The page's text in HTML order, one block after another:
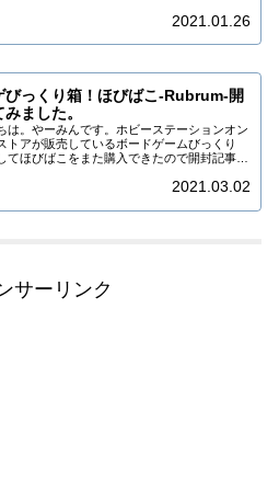
こ今回のほびばこは100個販売の「〜ほび
2021.01.26
びっくり箱！ほびばこ-Rubrum-開
ました。
は。やーみんです。ホビーステーションオン
トアが販売しているボードゲームびっくり
てほびばこをまた購入できたので開封記事を
こ今回のほびばこは2日連続発売の「〜ほび
2021.03.02
サーリンク